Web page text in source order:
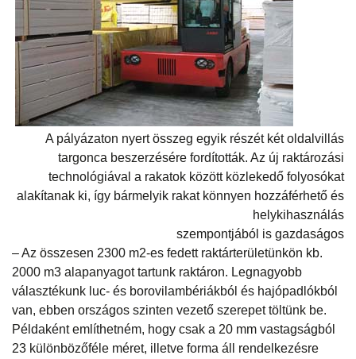
A pályázaton nyert összeg egyik részét két oldalvillás
targonca beszerzésére fordították. Az új raktározási
technológiával a rakatok között közlekedő folyosókat
alakítanak ki, így bármelyik rakat könnyen hozzáférhető és
helykihasználás
szempontjából is gazdaságos
– Az összesen 2300 m2-es fedett raktárterületünkön kb.
2000 m3 alapanyagot tartunk raktáron. Legnagyobb
választékunk luc- és borovilambériákból és hajópadlókból
van, ebben országos szinten vezető szerepet töltünk be.
Példaként említhetném, hogy csak a 20 mm vastagságból
23 különbözőféle méret, illetve forma áll rendelkezésre